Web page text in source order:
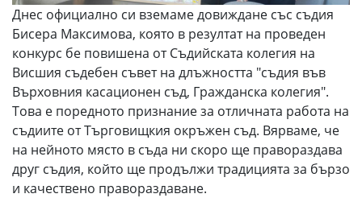
Днес официално си вземаме довиждане със съдия
Бисера Максимова, която в резултат на проведен
конкурс бе повишена от Съдийската колегия на
Висшия съдебен съвет на длъжността "съдия във
Върховния касационен съд, Гражданска колегия".
Това е поредното признание за отличната работа на
съдиите от Търговищкия окръжен съд. Вярваме, че
на нейното място в съда ни скоро ще правораздава
друг съдия, който ще продължи традицията за бързо
и качествено правораздаване.